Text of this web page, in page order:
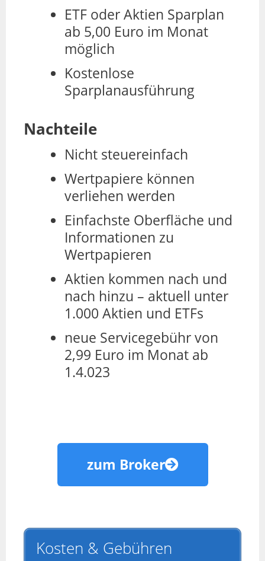
ETF oder Aktien Sparplan
ab 5,00 Euro im Monat
möglich
Kostenlose
Sparplanausführung
Nachteile
Nicht steuereinfach
Wertpapiere können
verliehen werden
Einfachste Oberfläche und
Informationen zu
Wertpapieren
Aktien kommen nach und
nach hinzu – aktuell unter
1.000 Aktien und ETFs
neue Servicegebühr von
2,99 Euro im Monat ab
1.4.023
zum Broker
Kosten & Gebühren